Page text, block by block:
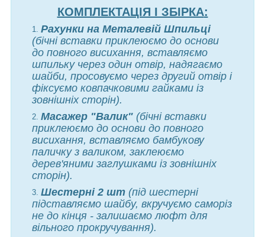
КОМПЛЕКТАЦІЯ І ЗБІРКА:
Рахунки на Металевій Шпильці
(бічні вставки приклеюємо до основи
до повного висихання, вставляємо
шпильку через один отвір, надягаємо
шайби, просовуємо через другий отвір і
фіксуємо ковпачковими гайками із
зовнішніх сторін).
Масажер "Валик" (бічні вставки
приклеюємо до основи до повного
висихання, вставляємо бамбукову
паличку з валиком, заклеюємо
дерев'яними заглушками із зовнішніх
сторін).
Шестерні 2 шт (під шестерні
підставляємо шайбу, вкручуємо саморіз
не до кінця - залишаємо люфт для
вільного прокручування).